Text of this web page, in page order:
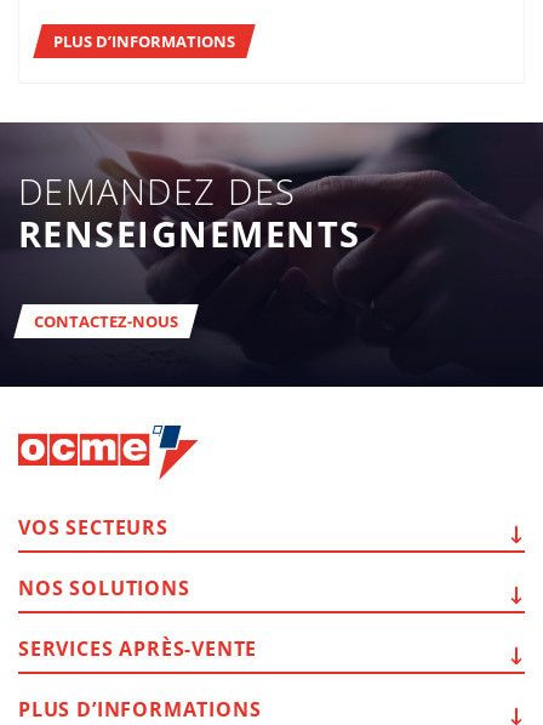
PLUS D’INFORMATIONS
DEMANDEZ DES
RENSEIGNEMENTS
CONTACTEZ-NOUS
VOS SECTEURS
NOS SOLUTIONS
SERVICES APRÈS-VENTE
PLUS D’INFORMATIONS